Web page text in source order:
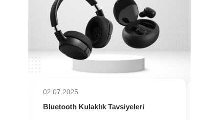
02.07.2025
Bluetooth Kulaklık Tavsiyeleri